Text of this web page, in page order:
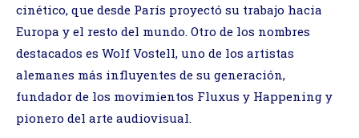
cinético, que desde París proyectó su trabajo hacia
Europa y el resto del mundo. Otro de los nombres
destacados es Wolf Vostell, uno de los artistas
alemanes más influyentes de su generación,
fundador de los movimientos Fluxus y Happening y
pionero del arte audiovisual.